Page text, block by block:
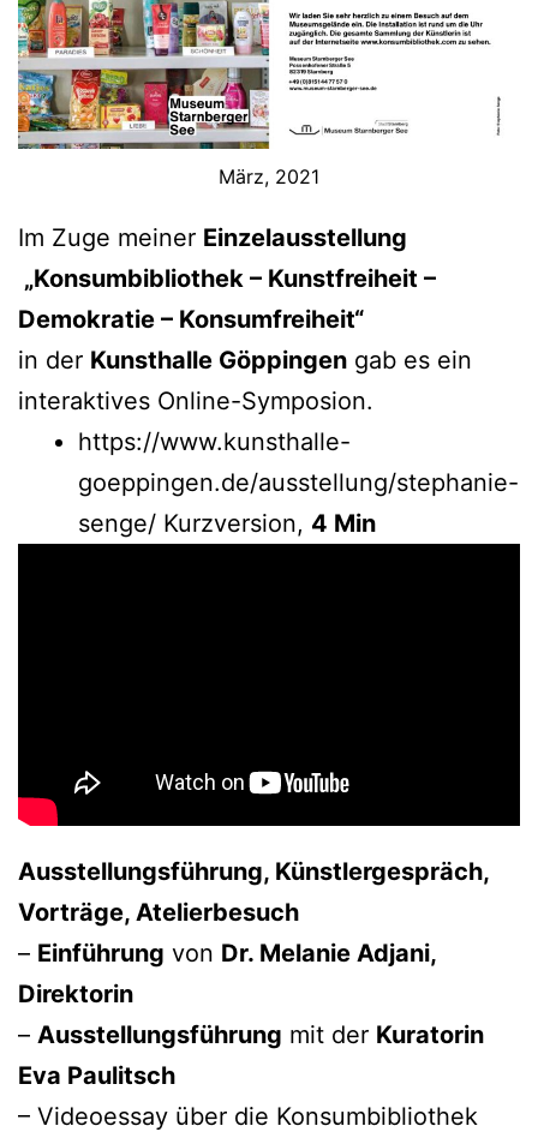
März, 2021
Im Zuge meiner Einzelausstellung
„Konsumbibliothek – Kunstfreiheit –
Demokratie – Konsumfreiheit“
in der Kunsthalle Göppingen gab es ein
interaktives Online-Symposion.
https://www.kunsthalle-
goeppingen.de/ausstellung/stephanie-
senge/ Kurzversion, 4 Min
Ausstellungsführung, Künstlergespräch,
Vorträge, Atelierbesuch
– Einführung von Dr. Melanie Adjani,
Direktorin
– Ausstellungsführung mit der Kuratorin
Eva Paulitsch
– Videoessay über die Konsumbibliothek